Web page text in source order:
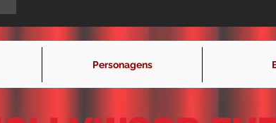
Personagens